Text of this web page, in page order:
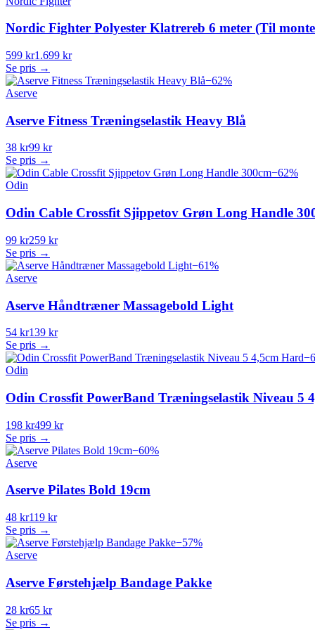
Nordic Fighter Polyester Klatrereb 6 meter (Til
599 kr1.699 kr
Se pris →
−62%
Aserve
Aserve Fitness Træningselastik Heavy Blå
38 kr99 kr
Se pris →
−62%
Odin
Odin Cable Crossfit Sjippetov Grøn Long Handle
99 kr259 kr
Se pris →
−61%
Aserve
Aserve Håndtræner Massagebold Light
54 kr139 kr
Se pris →
−
Odin
Odin Crossfit PowerBand Træningselastik Niveau 5
198 kr499 kr
Se pris →
−60%
Aserve
Aserve Pilates Bold 19cm
48 kr119 kr
Se pris →
−57%
Aserve
Aserve Førstehjælp Bandage Pakke
28 kr65 kr
Se pris →